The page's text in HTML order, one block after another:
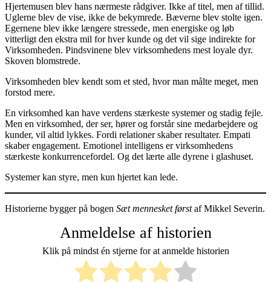
Hjertemusen blev hans nærmeste rådgiver. Ikke af titel, men af tillid.
Uglerne blev de vise, ikke de bekymrede. Bæverne blev stolte igen.
Egernene blev ikke længere stressede, men energiske og løb
vitterligt den ekstra mil for hver kunde og det vil sige indirekte for
Virksomheden. Pindsvinene blev virksomhedens mest loyale dyr.
Skoven blomstrede.
Virksomheden blev kendt som et sted, hvor man målte meget, men
forstod mere.
En virksomhed kan have verdens stærkeste systemer og stadig fejle.
Men en virksomhed, der ser, hører og forstår sine medarbejdere og
kunder, vil altid lykkes. Fordi relationer skaber resultater. Empati
skaber engagement. Emotionel intelligens er virksomhedens
stærkeste konkurrencefordel. Og det lærte alle dyrene i glashuset.
Systemer kan styre, men kun hjertet kan lede.
Historierne bygger på bogen Sæt mennesket førstaf Mikkel Severin.
Anmeldelse af historien
Klik på mindst én stjerne for at anmelde historien